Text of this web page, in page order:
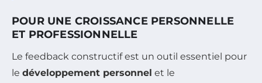
POUR UNE CROISSANCE PERSONNELLE
ET PROFESSIONNELLE
Le feedback constructif est un outil essentiel pour
le développement personnel et le